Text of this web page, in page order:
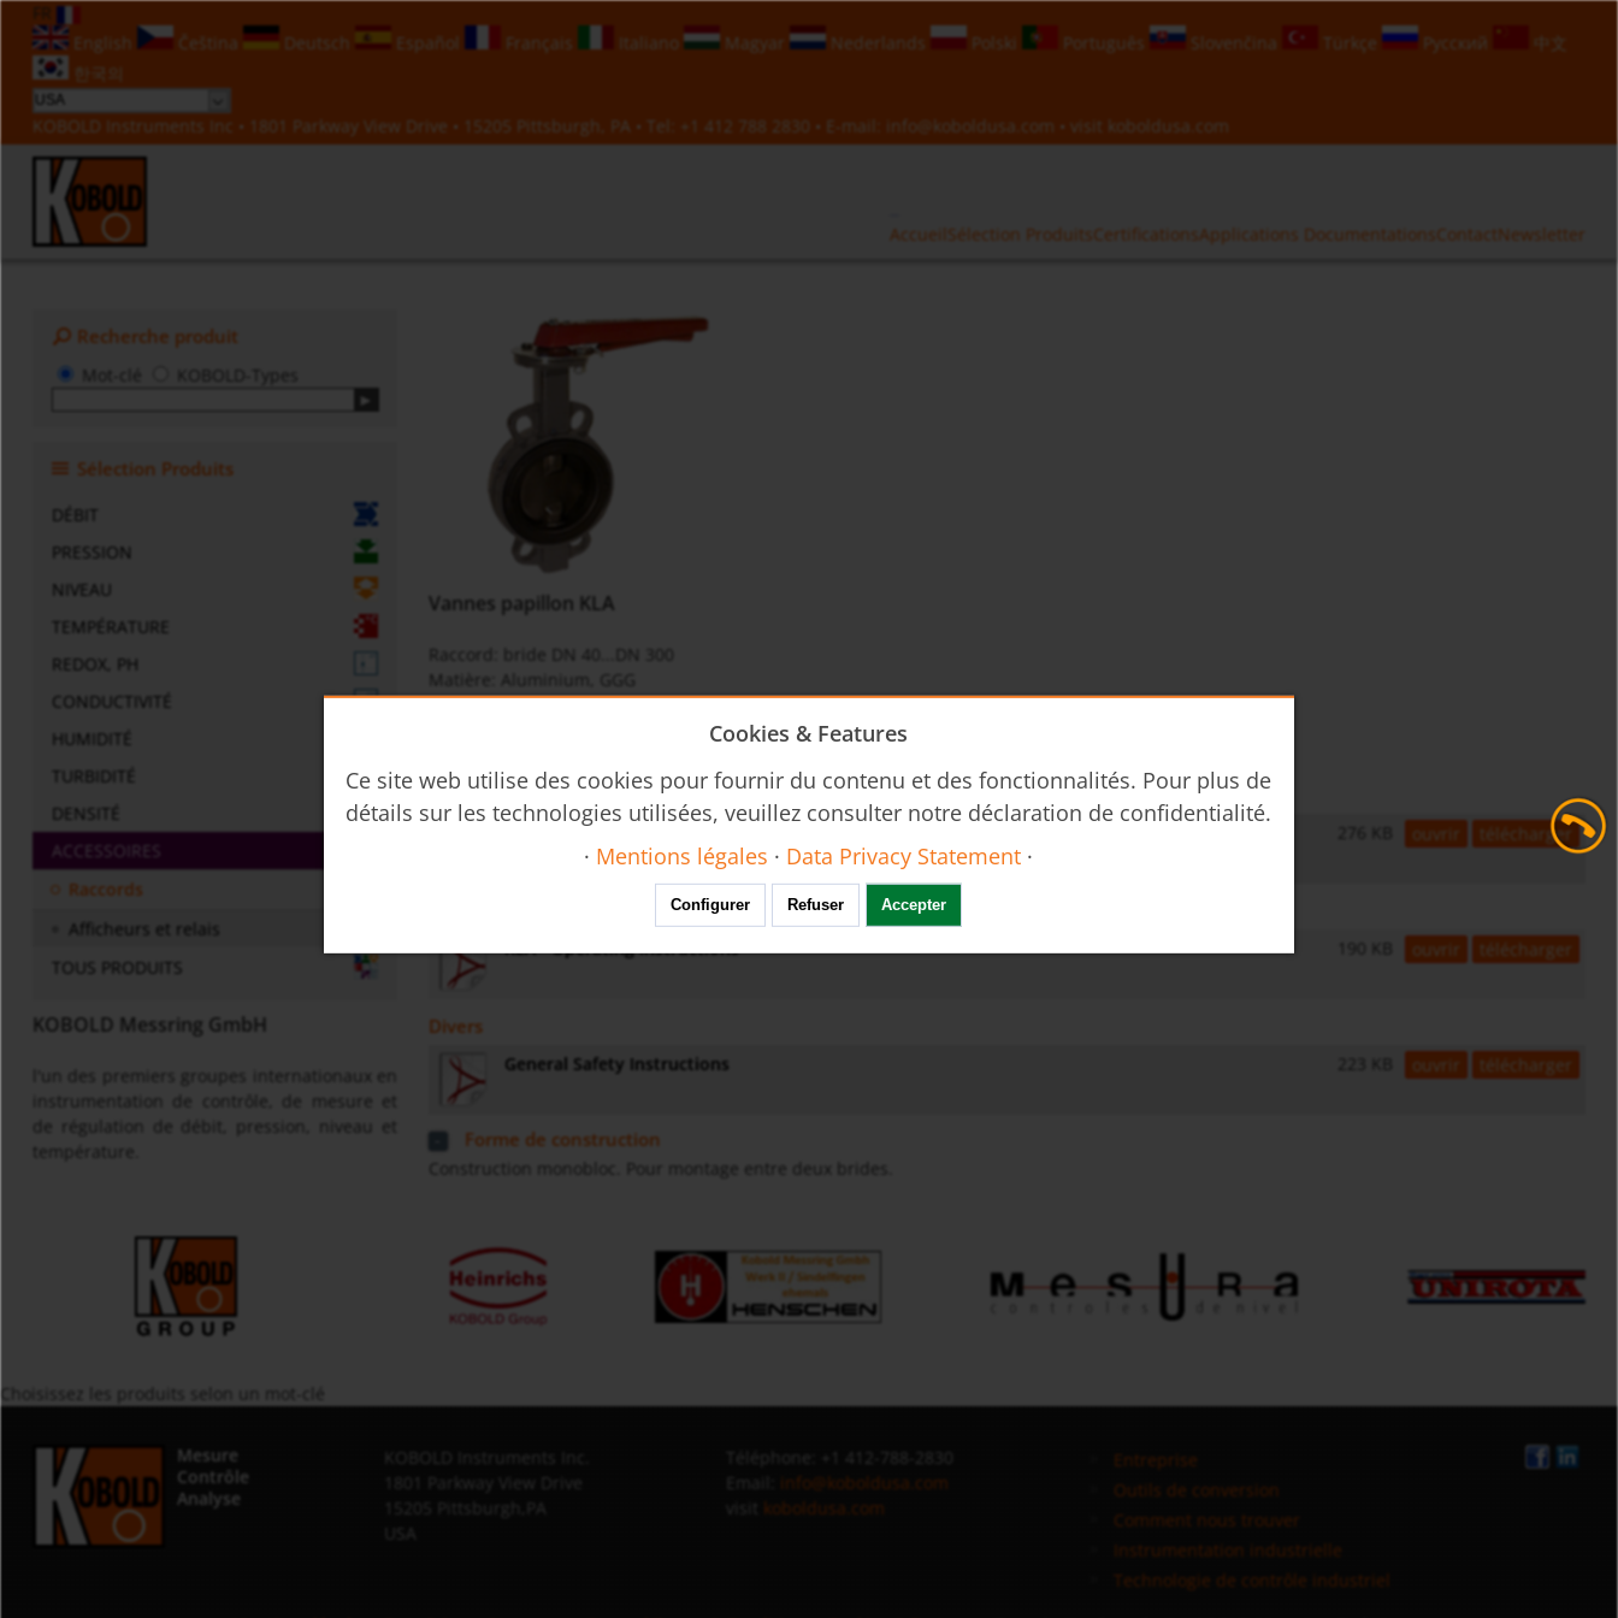
English
Čeština Deutsch Español Français Italiano Magyar Nederlands Polski Português Slovenčina Türkçe Русский
中文
한국의
KOBOLD Instruments Inc • 1801 Parkway View Drive • 15205 Pittsburgh, PA • Tel: +1 412 788 2830 • E-mail: info@koboldusa.com • visit koboldusa.com
Accueil Sélection Produits CertificationsApplications Documentations ContactNewsletter
Recherche produit
Mot-clé KOBOLD-Types
Sélection Produits
DÉBIT
PRESSION
NIVEAU
TEMPÉRATURE
REDOX, PH
CONDUCTIVITÉ
HUMIDITÉ
TURBIDITÉ
DENSITÉ
ACCESSOIRES
Raccords
Afficheurs et relais
TOUS PRODUITS
KOBOLD Messring GmbH
l'un des premiers groupes internationaux en
de régulation de débit, pression, niveau et
Vannes papillon KLA
Raccord: bride DN 40...DN 300
Matière: Aluminium, GGG
Pression max.: PN 16
Fiche technique
z1fr_kla-ta 276 KB ouvrir télécharger
KLA - Operating Instructions 190 KB ouvrir télécharger
Divers
General Safety Instructions 223 KB ouvrir télécharger
Forme de construction
Construction monobloc. Pour montage entre deux brides.
Mesure
Contrôle
Analyse
info@koboldusa.com
koboldusa.com
Entreprise
Outils de conversion
Comment nous trouver
Instrumentation industrielle
Technologie de contrôle industriel
Cookies & Features
Ce site web utilise des cookies pour fournir du contenu et des fonctionnalités. Pour plus de
détails sur les technologies utilisées, veuillez consulter notre déclaration de confidentialité.
· Mentions légales · Data Privacy Statement ·
Configurer Refuser Accepter